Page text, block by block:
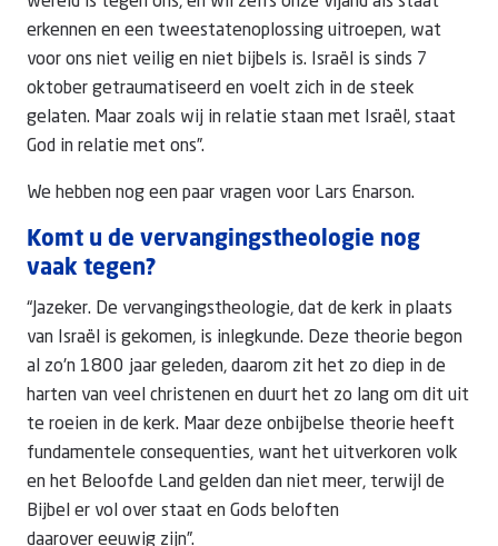
erkennen en een tweestatenoplossing uitroepen, wat
voor ons niet veilig en niet bijbels is. Israël is sinds 7
oktober getraumatiseerd en voelt zich in de steek
gelaten. Maar zoals wij in relatie staan met Israël, staat
God in relatie met ons”.
We hebben nog een paar vragen voor Lars Enarson.
Komt u de vervangingstheologie nog
vaak tegen?
“Jazeker. De vervangingstheologie, dat de kerk in plaats
van Israël is gekomen, is inlegkunde. Deze theorie begon
al zo'n 1800 jaar geleden, daarom zit het zo diep in de
harten van veel christenen en duurt het zo lang om dit uit
te roeien in de kerk. Maar deze onbijbelse theorie heeft
fundamentele consequenties, want het uitverkoren volk
en het Beloofde Land gelden dan niet meer, terwijl de
Bijbel er vol over staat en Gods beloften
daarover eeuwig zijn”.